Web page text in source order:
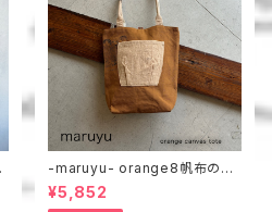
-maruyu- orange8帆布のト
ート
¥5,852